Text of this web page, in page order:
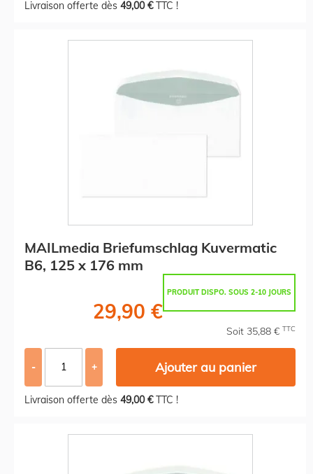
Livraison offerte dès 49,00 €TTC !
MAILmedia Briefumschlag Kuvermatic
B6, 125 x 176 mm
PRODUIT DISPO. SOUS 2-10 JOURS
29,90 €
Soit 35,88 € TTC
- + Ajouter au panier
Livraison offerte dès 49,00 €TTC !